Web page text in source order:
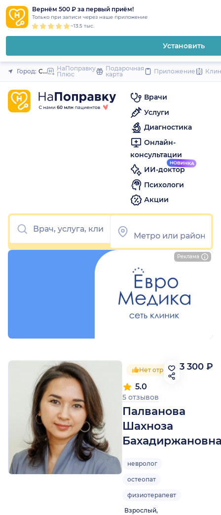
Вернём 500 ₽ за первый приём!
Только при записи через наше приложение
~13.5 тыс.
Установить
Закрыть
Город: Санкт-Петербург
НаПоправку
Плюс
Подарочная
карта
Приложение
Врачи
Услуги
Диагностика
Онлайн-
консультации
ИИ-доктор
Психологи
Акции
Нет отрицательных
Палванова
Шахноза
5.0
5 отзывов
невролог
остеопат
физиотерапевт
Взрослый,
3 300 ₽
Реклама